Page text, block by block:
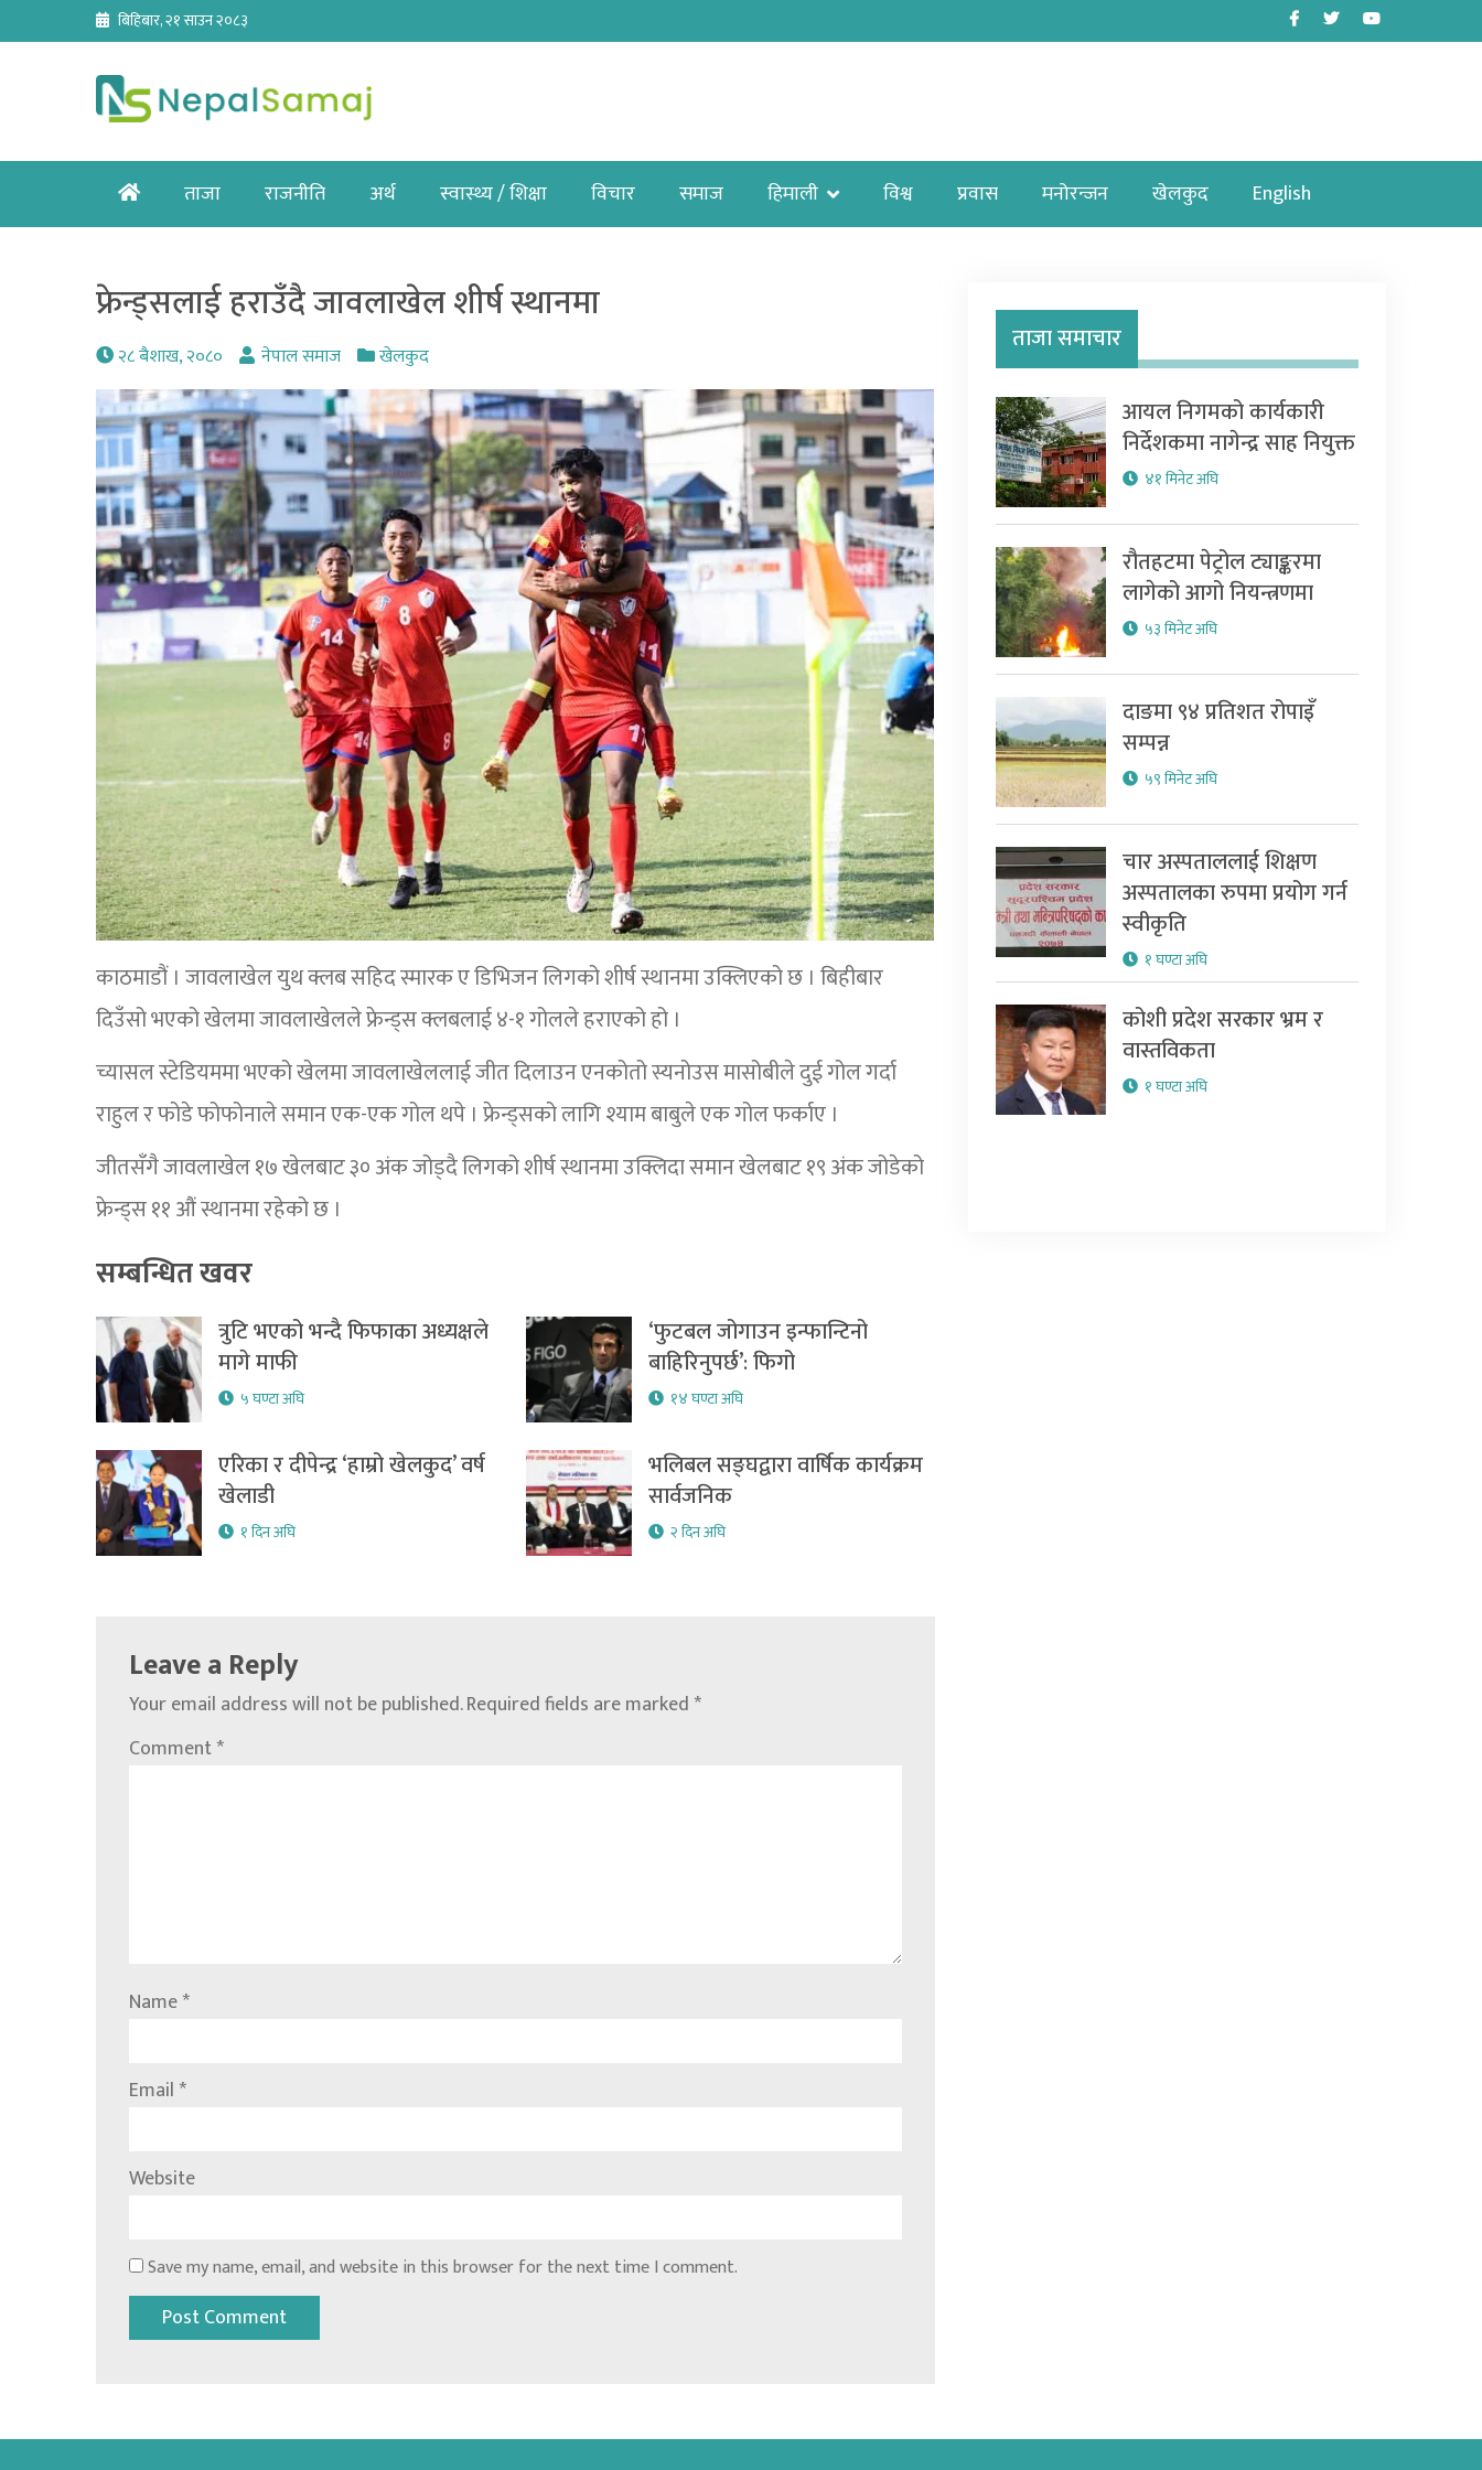
content
बिहिबार, २१ साउन २०८३ Facebook
TwitterYoutube
Homeताजा राजनीति अर्थ स्वास्थ्य / शिक्षा विचार समाज हिमाली विश्व प्रवास मनोरन्जन खेलकुद English
फ्रेन्ड्सलाई हराउँदै जावलाखेल शीर्ष स्थानमा
२८ बैशाख, २०८० नेपाल समाज खेलकुद
काठमाडौं । जावलाखेल युथ क्लब सहिद स्मारक ए डिभिजन लिगको शीर्ष स्थानमा उक्लिएको छ । बिहीबार
दिउँसो भएको खेलमा जावलाखेलले फ्रेन्ड्स क्लबलाई ४-१ गोलले हराएको हो ।
च्यासल स्टेडियममा भएको खेलमा जावलाखेललाई जीत दिलाउन एनकोतो स्यनोउस मासोबीले दुई गोल गर्दा
राहुल र फोडे फोफोनाले समान एक-एक गोल थपे । फ्रेन्ड्सको लागि श्याम बाबुले एक गोल फर्काए ।
जीतसँगै जावलाखेल १७ खेलबाट ३० अंक जोड्दै लिगको शीर्ष स्थानमा उक्लिदा समान खेलबाट १९ अंक जोडेको
फ्रेन्ड्स ११ औं स्थानमा रहेको छ ।
सम्बन्धित खवर
त्रुटि भएको भन्दै फिफाका अध्यक्षले
मागे माफी
५ घण्टा अघि
‘फुटबल जोगाउन इन्फान्टिनो
बाहिरिनुपर्छ’: फिगो
१४ घण्टा अघि
एरिका र दीपेन्द्र ‘हाम्रो खेलकुद’ वर्ष
खेलाडी
१ दिन अघि
भलिबल सङ्घद्वारा वार्षिक कार्यक्रम
सार्वजनिक
२ दिन अघि
Leave a Reply
Your email address will not be published.Required fields are marked*
Comment*
Name*
Email*
Website
Save my name, email, and website in this browser for the next time I comment.
ताजा समाचार
आयल निगमको कार्यकारी
निर्देशकमा नागेन्द्र साह नियुक्त
४१ मिनेट अघि
रौतहटमा पेट्रोल ट्याङ्करमा
लागेको आगो नियन्त्रणमा
५३ मिनेट अघि
दाङमा ९४ प्रतिशत रोपाइँ
सम्पन्न
५९ मिनेट अघि
चार अस्पताललाई शिक्षण
अस्पतालका रुपमा प्रयोग गर्न
स्वीकृति
१ घण्टा अघि
कोशी प्रदेश सरकार भ्रम र
वास्तविकता
१ घण्टा अघि